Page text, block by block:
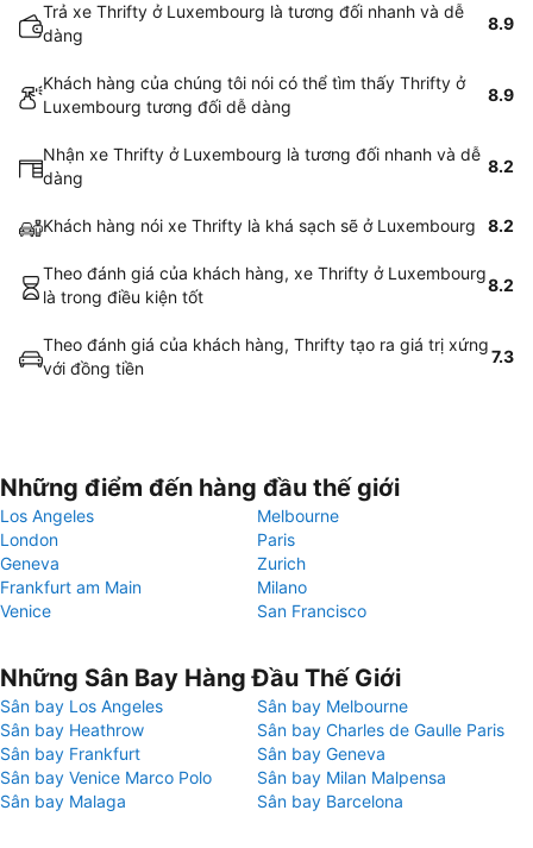
Trả xe Thrifty ở Luxembourg là tương đối nhanh và dễ
dàng
8.9
Khách hàng của chúng tôi nói có thể tìm thấy Thrifty ở
Luxembourg tương đối dễ dàng
8.9
Nhận xe Thrifty ở Luxembourg là tương đối nhanh và dễ
dàng
8.2
Khách hàng nói xe Thrifty là khá sạch sẽ ở Luxembourg 8.2
Theo đánh giá của khách hàng, xe Thrifty ở Luxembourg
là trong điều kiện tốt
8.2
Theo đánh giá của khách hàng, Thrifty tạo ra giá trị xứng
với đồng tiền
7.3
Những điểm đến hàng đầu thế giới
Los Angeles
Melbourne
London
Paris
Geneva
Zurich
Frankfurt am Main
Milano
Venice
San Francisco
Những Sân Bay Hàng Đầu Thế Giới
Sân bay Los Angeles
Sân bay Melbourne
Sân bay Heathrow
Sân bay Charles de Gaulle Paris
Sân bay Frankfurt
Sân bay Geneva
Sân bay Venice Marco Polo
Sân bay Milan Malpensa
Sân bay Malaga
Sân bay Barcelona